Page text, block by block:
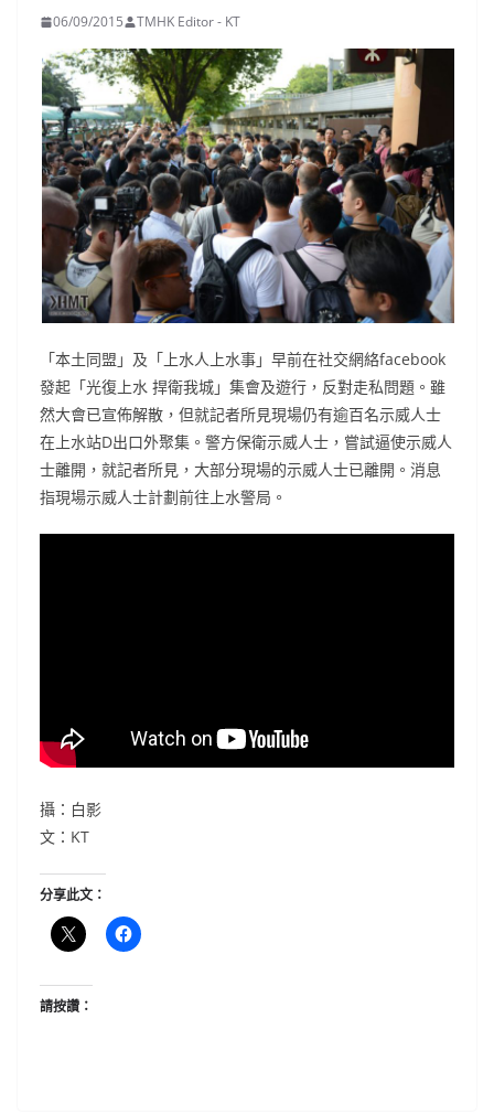
06/09/2015 TMHK Editor - KT
「本土同盟」及「上水人上水事」早前在社交網絡facebook
發起「光復上水 捍衛我城」集會及遊行，反對走私問題。雖
然大會已宣佈解散，但就記者所見現場仍有逾百名示威人士
在上水站D出口外聚集。警方保衛示威人士，嘗試逼使示威人
士離開，就記者所見，大部分現場的示威人士已離開。消息
指現場示威人士計劃前往上水警局。
攝：白影
文：KT
分享此文：
請按讚：